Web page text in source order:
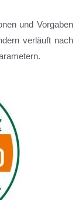
und Vorgaben
verläuft nach